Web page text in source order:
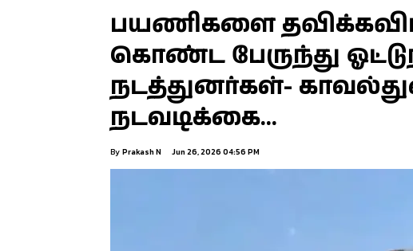
பயணிகளை
கொண்ட பேருந்து
நடத்துனர்கள்-
நடவடிக்கை…
By Prakash N Jun 26, 2026 04:56 PM